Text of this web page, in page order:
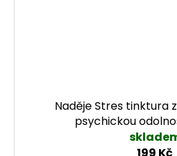
Naděje Stres tinktura
psychickou